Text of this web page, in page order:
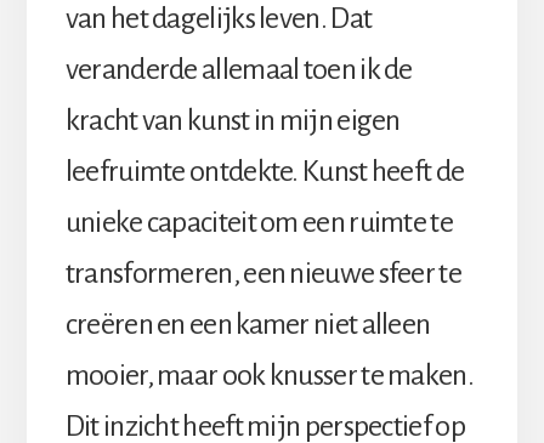
van het dagelijks leven. Dat
veranderde allemaal toen ik de
kracht van kunst in mijn eigen
leefruimte ontdekte. Kunst heeft de
unieke capaciteit om een ruimte te
transformeren, een nieuwe sfeer te
creëren en een kamer niet alleen
mooier, maar ook knusser te maken.
Dit inzicht heeft mijn perspectief op